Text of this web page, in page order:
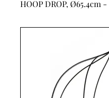
HOOP DROP, Ø65.4cm -